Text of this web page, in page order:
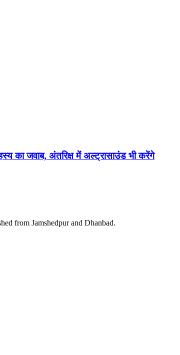
का जवाब, अंतरिक्ष में अल्ट्रासाउंड भी करेंगे
from Jamshedpur and Dhanbad.